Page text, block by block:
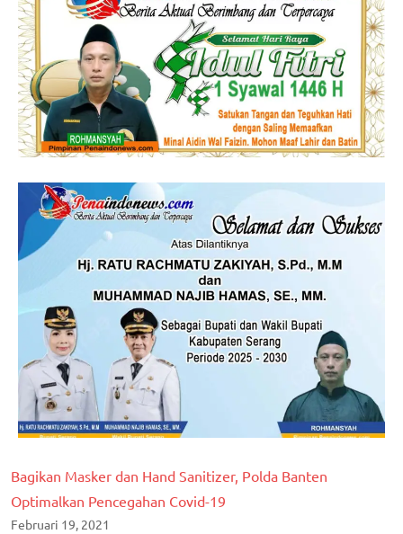
Bagikan Masker dan Hand Sanitizer, Polda Banten
Optimalkan Pencegahan Covid-19
Februari 19, 2021